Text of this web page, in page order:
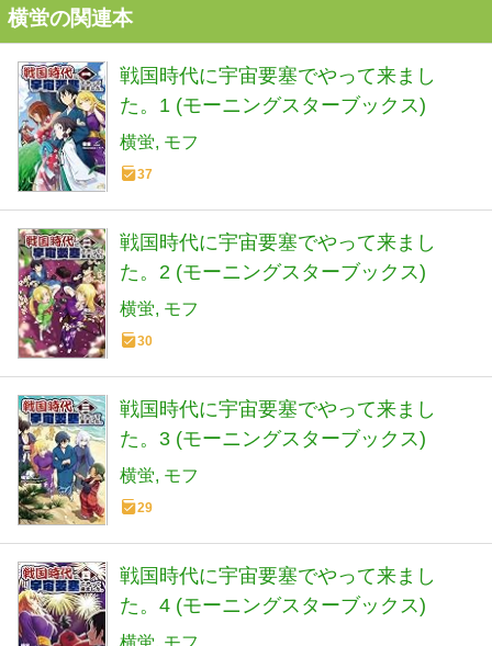
横蛍の関連本
戦国時代に宇宙要塞でやって来まし
た。1 (モーニングスターブックス)
横蛍 モフ
37
戦国時代に宇宙要塞でやって来まし
た。2 (モーニングスターブックス)
横蛍 モフ
30
戦国時代に宇宙要塞でやって来まし
た。3 (モーニングスターブックス)
横蛍 モフ
29
戦国時代に宇宙要塞でやって来まし
た。4 (モーニングスターブックス)